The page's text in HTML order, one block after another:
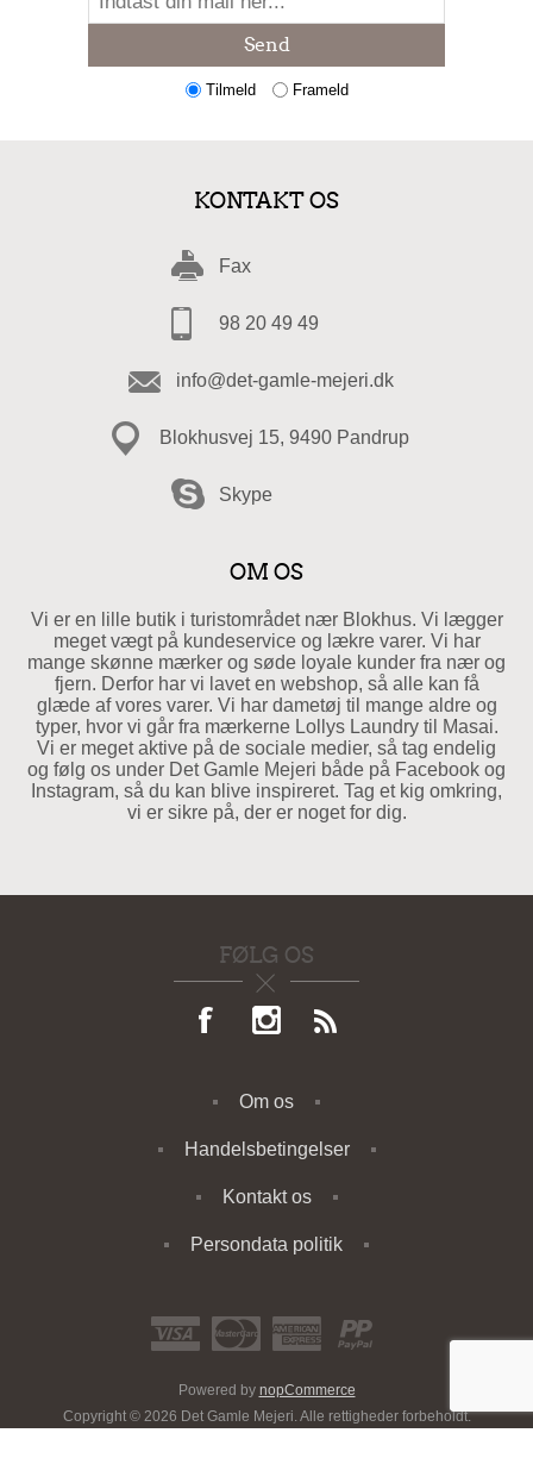
Send
Tilmeld Frameld
KONTAKT OS
Fax
98 20 49 49
info@det-gamle-mejeri.dk
Blokhusvej 15, 9490 Pandrup
Skype
OM OS
Vi er en lille butik i turistområdet nær Blokhus. Vi lægger
meget vægt på kundeservice og lækre varer. Vi har
mange skønne mærker og søde loyale kunder fra nær og
fjern. Derfor har vi lavet en webshop, så alle kan få
glæde af vores varer. Vi har dametøj til mange aldre og
typer, hvor vi går fra mærkerne Lollys Laundry til Masai.
Vi er meget aktive på de sociale medier, så tag endelig
og følg os under Det Gamle Mejeri både på Facebook og
Instagram, så du kan blive inspireret. Tag et kig omkring,
vi er sikre på, der er noget for dig.
FØLG OS
Om os
Handelsbetingelser
Kontakt os
Persondata politik
Powered by nopCommerce
Copyright © 2026 Det Gamle Mejeri. Alle rettigheder forbeholdt.